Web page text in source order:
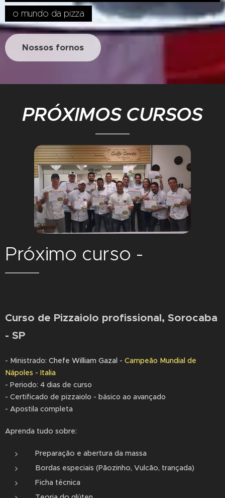
o mundo da pizza
Nossos fornos
PRÓXIMOS CURSOS
Próximo curso -
Curso de Pizzaiolo profissional, Sorocaba
- SP
- Ministrado: Chefe William Gazal - Campeão Mundial de
Nápoles - Italia
- Periodo: 4 dias de curso
- Certificado de pizzaiolo - básico ao avançado
- Apostila completa
Aprenda tudo sobre:
Preparação e abertura da massa
Bordas especiais (Pãozinho, Vulcão, trançada)
Ficha técnica